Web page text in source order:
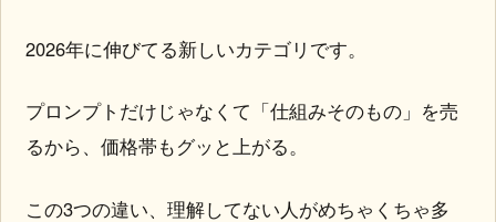
2026年に伸びてる新しいカテゴリです。
プロンプトだけじゃなくて「仕組みそのもの」を売
るから、価格帯もグッと上がる。
この3つの違い、理解してない人がめちゃくちゃ多